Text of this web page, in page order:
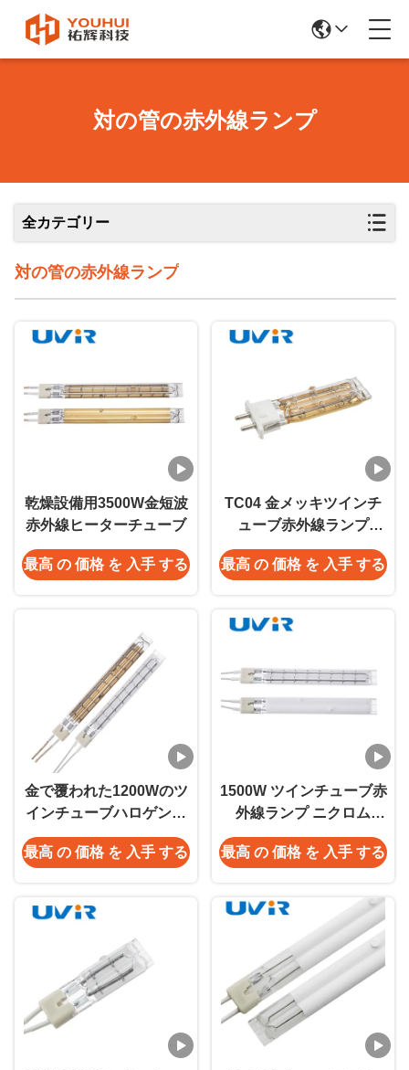
対の管の赤外線ランプ
全カテゴリー
対の管の赤外線ランプ
乾燥設備用3500W金短波
赤外線ヒーターチューブ
最高 の 価格 を 入手 する
TC04 金メッキツインチ
ューブ赤外線ランプ
450W 230V
最高 の 価格 を 入手 する
金で覆われた1200Wのツ
インチューブハロゲン赤
外線ヒートランプ
最高 の 価格 を 入手 する
1500W ツインチューブ赤
外線ランプ ニクロム
230V ホワイトコーティ
ング
最高 の 価格 を 入手 する